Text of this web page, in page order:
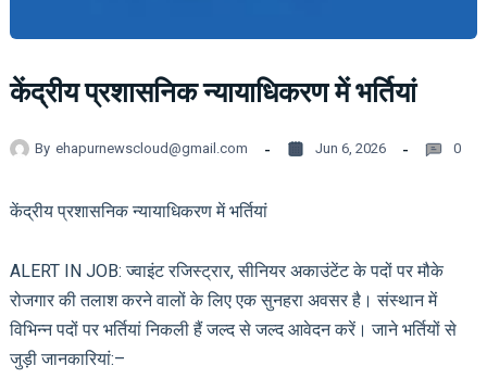
केंद्रीय प्रशासनिक न्यायाधिकरण में भर्तियां
By ehapurnewscloud@gmail.com Jun 6, 2026 0
केंद्रीय प्रशासनिक न्यायाधिकरण में भर्तियां
ALERT IN JOB: ज्वाइंट रजिस्ट्रार, सीनियर अकाउंटेंट के पदों पर मौके
रोजगार की तलाश करने वालों के लिए एक सुनहरा अवसर है। संस्थान में
विभिन्न पदों पर भर्तियां निकली हैं जल्द से जल्द आवेदन करें। जाने भर्तियों से
जुड़ी जानकारियां:–